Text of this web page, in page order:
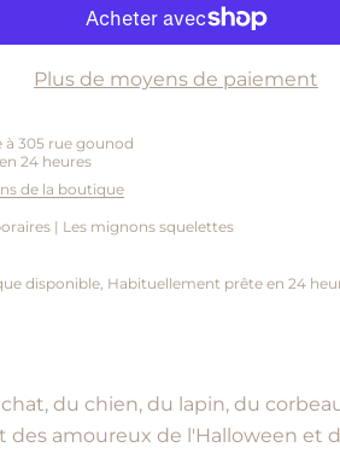
Plus de moyens de paiement
à 305 rue gounod
24 heures
de la boutique
| Les mignons squelettes
disponible, Habituellement prête en 24
du chien, du lapin, du
des amoureux de l'Halloween et